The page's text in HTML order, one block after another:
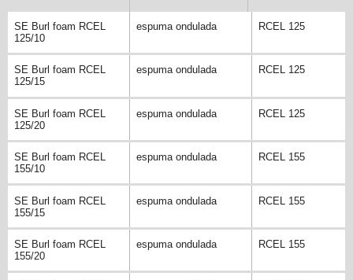
SE Burl foam RCEL
125/10
espuma ondulada RCEL 125
SE Burl foam RCEL
125/15
espuma ondulada RCEL 125
SE Burl foam RCEL
125/20
espuma ondulada RCEL 125
SE Burl foam RCEL
155/10
espuma ondulada RCEL 155
SE Burl foam RCEL
155/15
espuma ondulada RCEL 155
SE Burl foam RCEL
155/20
espuma ondulada RCEL 155